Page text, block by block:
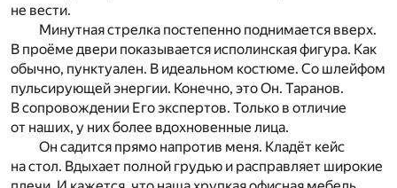
не вести.
Минутная стрелка постепенно поднимается вверх.
В проёме двери показывается исполинская фигура. Как
обычно, пунктуален. В идеальном костюме. Со шлейфом
пульсирующей энергии. Конечно, это Он. Таранов.
В сопровождении Его экспертов. Только в отличие
от наших, у них более вдохновенные лица.
Он садится прямо напротив меня. Кладёт кейс
на стол. Вдыхает полной грудью и расправляет широкие